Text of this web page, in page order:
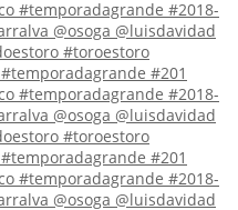
#201
#201